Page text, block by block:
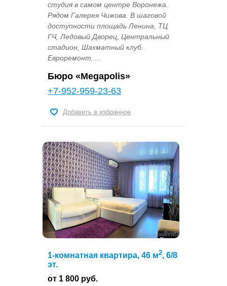
студия в самом центре Воронежа.
Рядом Галерея Чижова. В шаговой
доступности площадь Ленина, ТЦ
ГЧ, Ледовый Дворец, Центральный
стадион, Шахматный клуб.
Евроремонт. ...
Бюро «Megapolis»
+7-952-959-23-63
Добавить в избранное
1-комнатная квартира, 46 м2, 6/8
эт.
от 1 800 руб.